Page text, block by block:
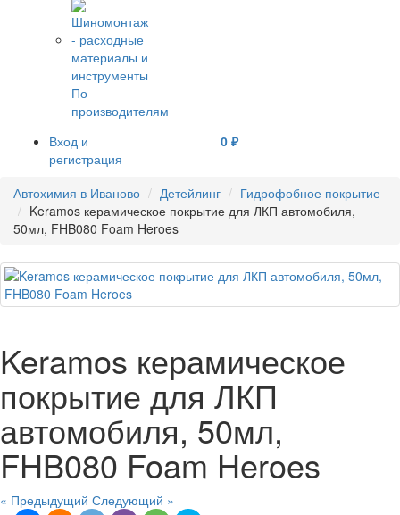
По
производителям
Вход и
регистрация
0 ₽
Автохимия в Иваново Детейлинг
Гидрофобное покрытие
Keramos керамическое покрытие для ЛКП автомобиля,
50мл, FHB080 Foam Heroes
Keramos керамическое
покрытие для ЛКП
автомобиля, 50мл,
FHB080 Foam Heroes
« Предыдущий Следующий »